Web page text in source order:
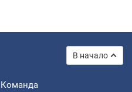
В начало
Команда